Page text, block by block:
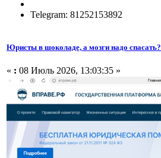
Telegram: 81252153892
Юристы в шоколаде, а мозги надо спасать?
« : 08 Июль 2026, 13:03:35 »